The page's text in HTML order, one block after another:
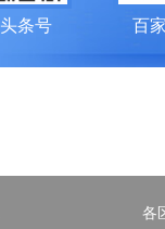
头条号 百
各
推荐访问网站